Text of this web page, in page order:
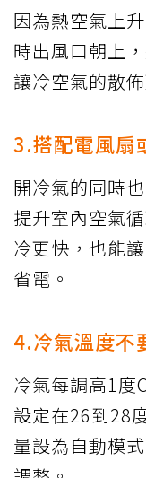
因為熱空氣上
時出風口朝上
讓冷空氣的散
3.搭配電風扇
開冷氣的同時
提升室內空氣
冷更快，也能
省電。
4.冷氣溫度不
冷氣每調高1度
設定在26到28
量設為自動模